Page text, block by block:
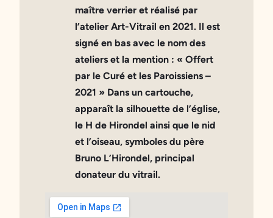
maître verrier et réalisé par
l’atelier Art-Vitrail en 2021. Il est
signé en bas avec le nom des
ateliers et la mention : « Offert
par le Curé et les Paroissiens –
2021 » Dans un cartouche,
apparaît la silhouette de l’église,
le H de Hirondel ainsi que le nid
et l’oiseau, symboles du père
Bruno L’Hirondel, principal
donateur du vitrail.